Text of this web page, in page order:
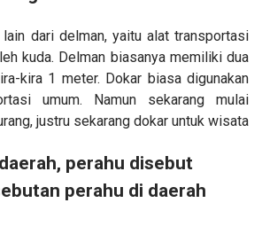
lain dari delman, yaitu alat transportasi
kuda. Delman biasanya memiliki dua
kira 1 meter. Dokar biasa digunakan
umum. Namun sekarang mulai
justru sekarang dokar untuk wisata.
perahu disebut
perahu di daerah